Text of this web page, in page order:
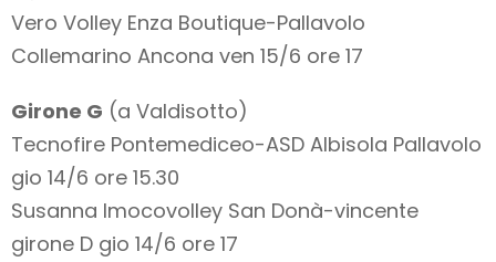
Vero Volley Enza Boutique-Pallavolo
Collemarino Ancona ven 15/6 ore 17
Girone G (a Valdisotto)
Tecnofire Pontemediceo-ASD Albisola Pallavolo
gio 14/6 ore 15.30
Susanna Imocovolley San Donà-vincente
girone D gio 14/6 ore 17